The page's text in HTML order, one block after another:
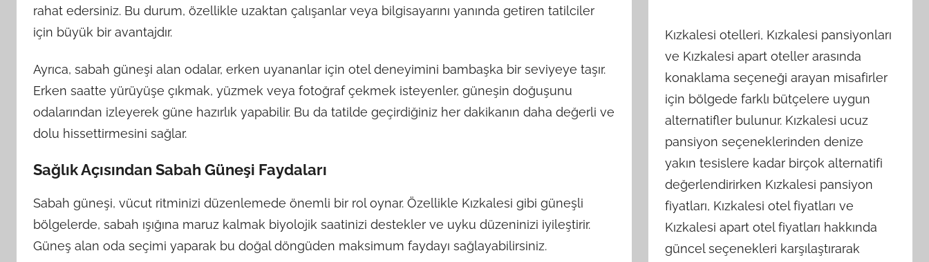
rahat edersiniz. Bu durum, özellikle uzaktan çalışanlar veya bilgisayarını yanında getiren tatilciler
için büyük bir avantajdır.
Ayrıca, sabah güneşi alan odalar, erken uyananlar için otel deneyimini bambaşka bir seviyeye taşır.
Erken saatte yürüyüşe çıkmak, yüzmek veya fotoğraf çekmek isteyenler, güneşin doğuşunu
odalarından izleyerek güne hazırlık yapabilir. Bu da tatilde geçirdiğiniz her dakikanın daha değerli ve
dolu hissettirmesini sağlar.
Sağlık Açısından Sabah Güneşi Faydaları
Sabah güneşi, vücut ritminizi düzenlemede önemli bir rol oynar. Özellikle Kızkalesi gibi güneşli
bölgelerde, sabah ışığına maruz kalmak biyolojik saatinizi destekler ve uyku düzeninizi iyileştirir.
Güneş alan oda seçimi yaparak bu doğal döngüden maksimum faydayı sağlayabilirsiniz.
Kızkalesi otelleri, Kızkalesi pansiyonları
ve Kızkalesi apart oteller arasında
konaklama seçeneği arayan misafirler
için bölgede farklı bütçelere uygun
alternatifler bulunur. Kızkalesi ucuz
pansiyon seçeneklerinden denize
yakın tesislere kadar birçok alternatifi
değerlendirirken Kızkalesi pansiyon
fiyatları, Kızkalesi otel fiyatları ve
Kızkalesi apart otel fiyatları hakkında
güncel seçenekleri karşılaştırarak